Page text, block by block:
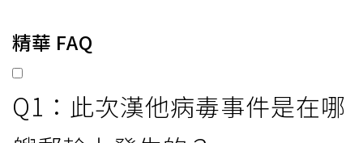
精華 FAQ
Q1：此次漢他病毒事件是在哪